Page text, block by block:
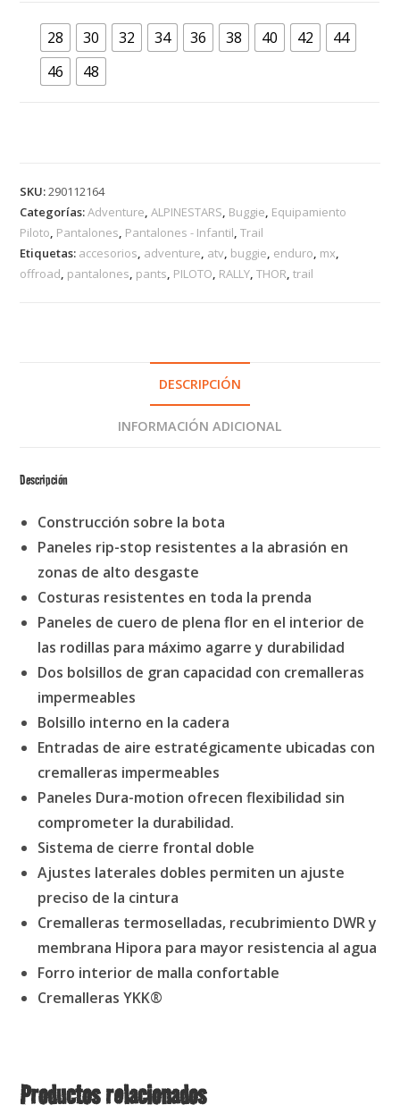
28 30 32 34 36 38 40 42
44
46
48
SKU:290112164
Categorías:Adventure,ALPINESTARS, Buggie, Equipamiento
Piloto, Pantalones, Pantalones - Infantil,Trail
Etiquetas: accesorios, adventure, atv, buggie, enduro, mx,
offroad, pantalones, pants, PILOTO, RALLY,THOR,trail
DESCRIPCIÓN
INFORMACIÓN ADICIONAL
Descripción
Construcción sobre la bota
Paneles rip-stop resistentes a la abrasión en
zonas de alto desgaste
Costuras resistentes en toda la prenda
Paneles de cuero de plena flor en el interior de
las rodillas para máximo agarre y durabilidad
Dos bolsillos de gran capacidad con cremalleras
impermeables
Bolsillo interno en la cadera
Entradas de aire estratégicamente ubicadas con
cremalleras impermeables
Paneles Dura-motion ofrecen flexibilidad sin
comprometer la durabilidad.
Sistema de cierre frontal doble
Ajustes laterales dobles permiten un ajuste
preciso de la cintura
Cremalleras termoselladas, recubrimiento DWR y
membrana Hipora para mayor resistencia al agua
Forro interior de malla confortable
Cremalleras YKK®
Productos relacionados